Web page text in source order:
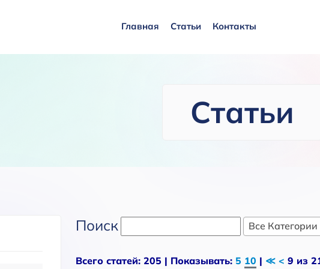
Главная Статьи Контакты
Статьи
Поиск Все Категории
Всего статей: 205 | Показывать: 5 10 | ≪ < 9 из